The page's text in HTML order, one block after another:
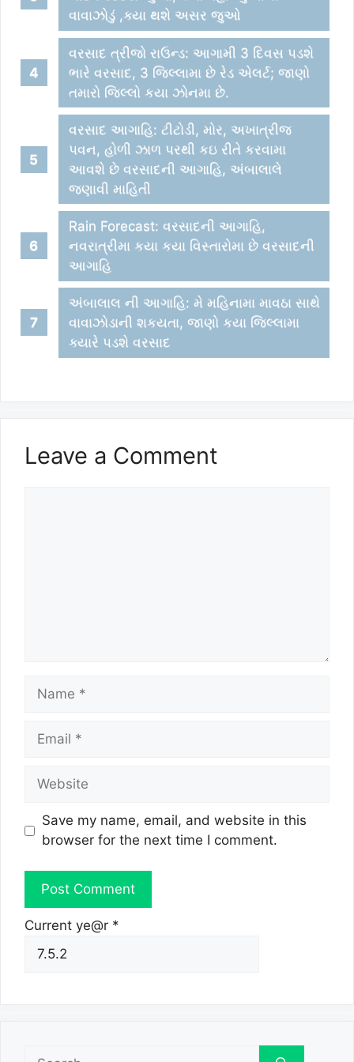
વાવાઝોડું ,ક્યા થશે અસર જુઓ
વરસાદ ત્રીજો રાઉન્ડ: આગામી 3 દિવસ પડશે
ભારે વરસાદ, 3 જિલ્લામા છે રેડ એલર્ટ; જાણો
તમારો જિલ્લો કયા ઝોનમા છે.
વરસાદ આગાહિ: ટીટોડી, મોર, અખાત્રીજ
પવન, હોળી ઝાળ પરથી કઇ રીતે કરવામા
આવશે છે વરસાદની આગાહિ, અંબાલાલે
જણાવી માહિતી
Rain Forecast: વરસાદની આગાહિ,
નવરાત્રીમા કયા કયા વિસ્તારોમા છે વરસાદની
આગાહિ
અંબાલાલ ની આગાહિ: મે મહિનામા માવઠા સાથે
વાવાઝોડાની શકયતા, જાણો કયા જિલ્લામા
ક્યારે પડશે વરસાદ
Leave a Comment
Name
Email
Website
Save my name, email, and website in this
browser for the next time I comment.
Current ye@r *